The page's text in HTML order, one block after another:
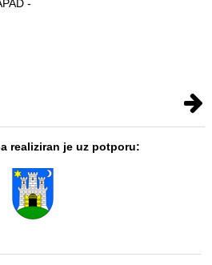
-
realiziran je uz potporu: